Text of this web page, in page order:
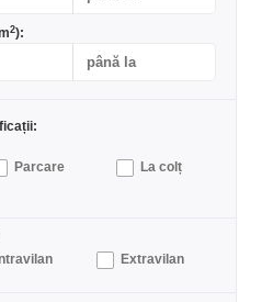
2):
Parcare La colț
Extravilan